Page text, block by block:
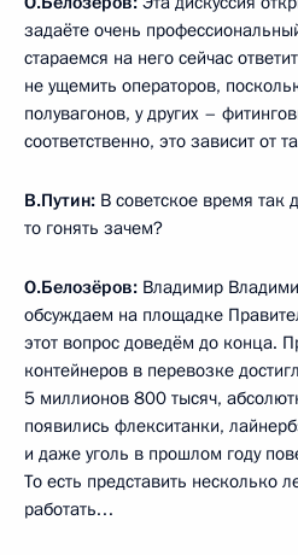
задаёте очень
стараемся на него сейчас
не ущемить операторов,
полувагонов, у других –
соответственно, это зависит от
В.Путин: В советское время так
то гонять зачем?
О.Белозёров: Владимир
обсуждаем на площадке
этот вопрос доведём до конца.
контейнеров в перевозке
5 миллионов 800 тысяч,
появились флекситанки,
и даже уголь в прошлом году
То есть представить несколько
работать…